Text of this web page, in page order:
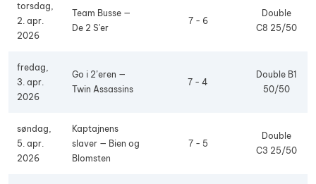
torsdag,
2. apr.
2026
Team Busse —
De 2 S'er
7 - 6
Double
C8 25/50
fredag,
3. apr.
2026
Go i 2’eren —
Twin Assassins
7 - 4
Double B1
50/50
søndag,
5. apr.
2026
Kaptajnens
slaver — Bien og
Blomsten
7 - 5
Double
C3 25/50